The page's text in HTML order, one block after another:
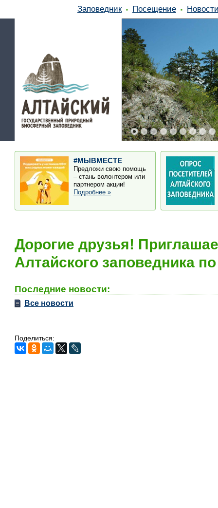
Заповедник Посещение
#МЫВМЕСТЕ
Предложи свою помощь
– стань волонтером или
партнером акции!
Подробнее »
Дорогие друзья!
Алтайского заповедника
Последние новости:
Все новости
Поделиться: